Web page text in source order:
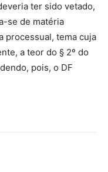
ter sido vetado,
se de matéria
processual, tema cuja
a teor do § 2º do
pois, o DF